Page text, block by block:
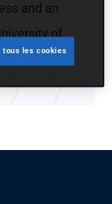
and an
of
tous les cookies